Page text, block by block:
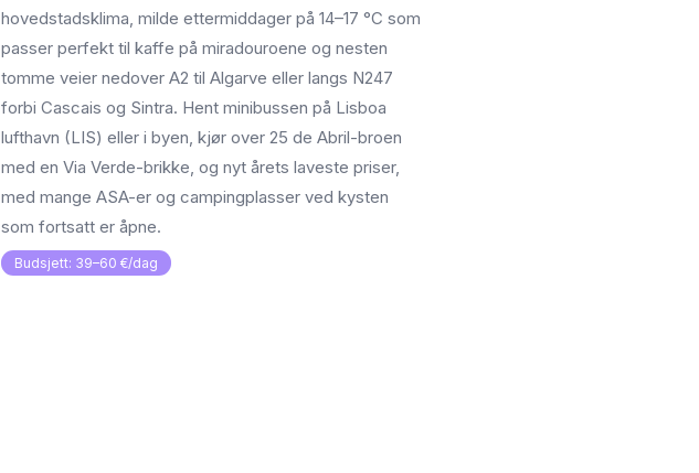
hovedstadsklima, milde ettermiddager på 14–17 °C som
passer perfekt til kaffe på miradouroene og nesten
tomme veier nedover A2 til Algarve eller langs N247
forbi Cascais og Sintra. Hent minibussen på Lisboa
lufthavn (LIS) eller i byen, kjør over 25 de Abril-broen
med en Via Verde-brikke, og nyt årets laveste priser,
med mange ASA-er og campingplasser ved kysten
som fortsatt er åpne.
Budsjett: 39–60 €/dag